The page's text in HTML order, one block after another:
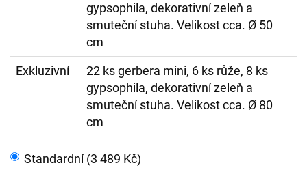
gypsophila, dekorativní zeleň a
smuteční stuha. Velikost cca. Ø 50
cm
Exkluzivní
22 ks gerbera mini, 6 ks růže, 8 ks
gypsophila, dekorativní zeleň a
smuteční stuha. Velikost cca. Ø 80
cm
Standardní (3 489 Kč)